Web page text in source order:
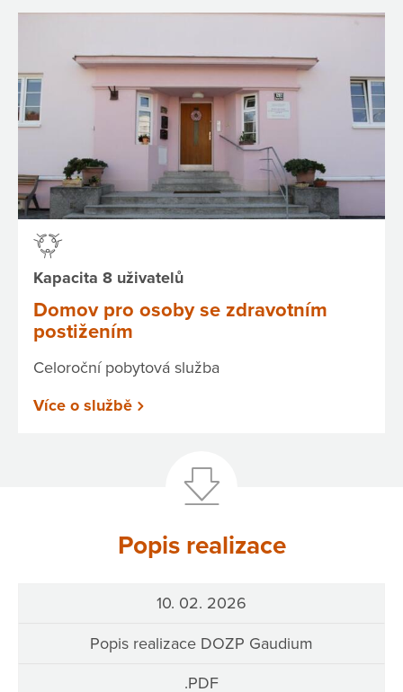
Kapacita 8 uživatelů
Domov pro osoby se zdravotním
postižením
Celoroční pobytová služba
Více o službě
Popis realizace
10. 02. 2026
Popis realizace DOZP Gaudium
.PDF